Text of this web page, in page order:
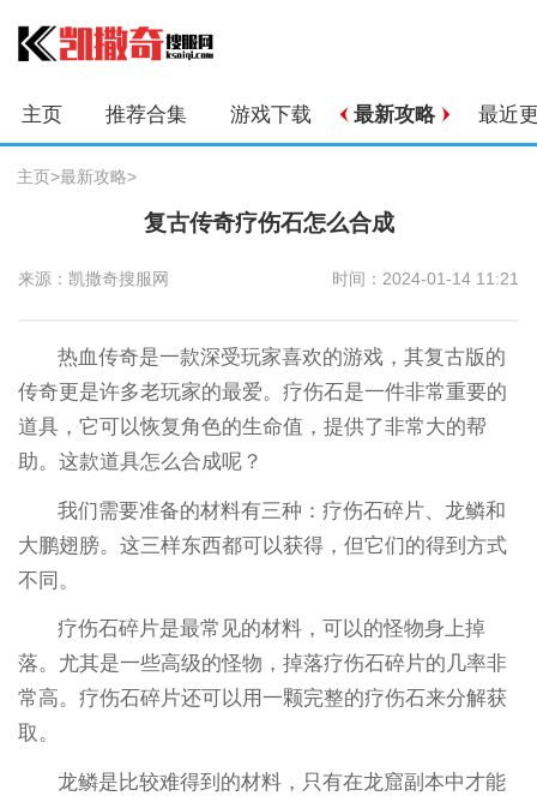
主页 推荐合集 游戏下载 最新攻略 最近
主页>最新攻略>
复古传奇疗伤石怎么合成
来源：凯撒奇搜服网 时间：2024-01-14 11:21
热血传奇是一款深受玩家喜欢的游戏，其复古版的
传奇更是许多老玩家的最爱。疗伤石是一件非常重要的
道具，它可以恢复角色的生命值，提供了非常大的帮
助。这款道具怎么合成呢？
我们需要准备的材料有三种：疗伤石碎片、龙鳞和
大鹏翅膀。这三样东西都可以获得，但它们的得到方式
不同。
疗伤石碎片是最常见的材料，可以的怪物身上掉
落。尤其是一些高级的怪物，掉落疗伤石碎片的几率非
常高。疗伤石碎片还可以用一颗完整的疗伤石来分解获
取。
龙鳞是比较难得到的材料，只有在龙窟副本中才能